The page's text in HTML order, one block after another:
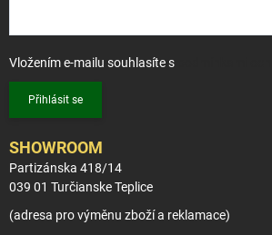
Vložením e-mailu souhlasíte s
Přihlásit se
SHOWROOM
Partizánska 418/14
039 01 Turčianske Teplice
(adresa pro výměnu zboží a reklamace)